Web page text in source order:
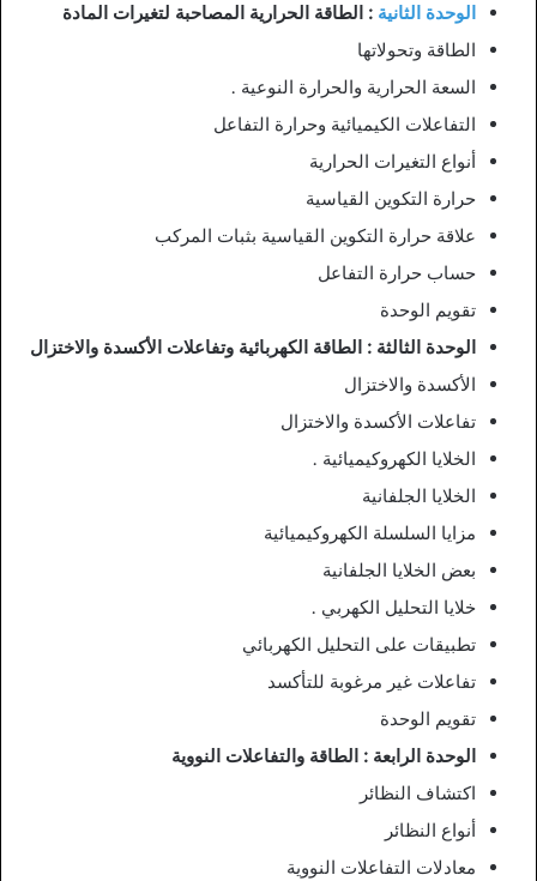
الوحدة الثانية : الطاقة الحرارية المصاحبة لتغيرات المادة
الطاقة وتحولاتها
السعة الحرارية والحرارة النوعية .
التفاعلات الكيميائية وحرارة التفاعل
أنواع التغيرات الحرارية
حرارة التكوين القياسية
علاقة حرارة التكوين القياسية بثبات المركب
حساب حرارة التفاعل
تقويم الوحدة
الوحدة الثالثة : الطاقة الكهربائية وتفاعلات الأكسدة والاختزال
الأكسدة والاختزال
تفاعلات الأكسدة والاختزال
الخلايا الكهروكيميائية .
الخلايا الجلفانية
مزايا السلسلة الكهروكيميائية
بعض الخلايا الجلفانية
خلايا التحليل الكهربي .
تطبيقات على التحليل الكهربائي
تفاعلات غير مرغوبة للتأكسد
تقويم الوحدة
الوحدة الرابعة : الطاقة والتفاعلات النووية
اكتشاف النظائر
أنواع النظائر
معادلات التفاعلات النووية